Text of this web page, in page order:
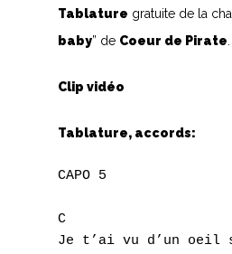
Tablature gratuite de la
baby” de Coeur de Pirate
Clip vidéo
Tablature, accords:
CAPO 5
C
Je t’ai vu d’un